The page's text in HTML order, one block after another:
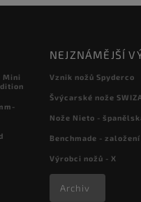
Mini
NEJZNÁMĚJŠÍ
Vznik nožů Spyderco
Švýcarské nože
Nože Nieto -
Benchmade -
Výrobci nožů - X
Archiv